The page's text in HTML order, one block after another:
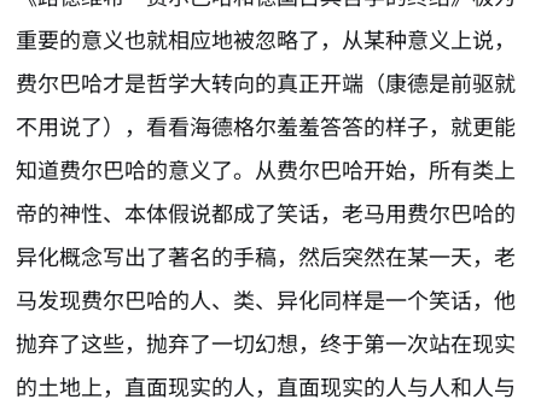
重要的意义也就相应地被忽略了，从某种意义上说，
费尔巴哈才是哲学大转向的真正开端（康德是前驱就
不用说了），看看海德格尔羞羞答答的样子，就更能
知道费尔巴哈的意义了。从费尔巴哈开始，所有类上
帝的神性、本体假说都成了笑话，老马用费尔巴哈的
异化概念写出了著名的手稿，然后突然在某一天，老
马发现费尔巴哈的人、类、异化同样是一个笑话，他
抛弃了这些，抛弃了一切幻想，终于第一次站在现实
的土地上，直面现实的人，直面现实的人与人和人与